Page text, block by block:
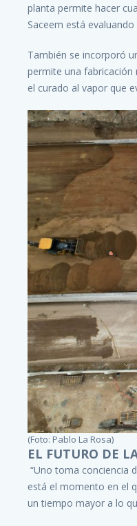
planta permite hacer
Saceem está
También se incorporó
permite una fabricación
el curado al vapor que
(Foto: Pablo La Rosa)
EL FUTURO DE
“Uno toma conciencia
está el momento en el
un tiempo mayor a lo